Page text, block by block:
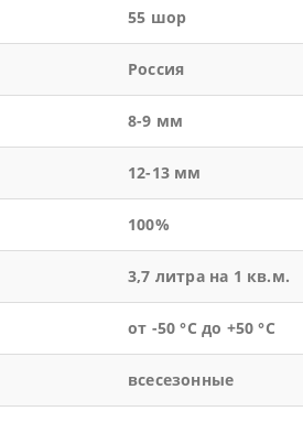
55 шор
Россия
8-9 мм
12-13 мм
100%
3,7 литра на 1 кв.м.
от -50 °С до +50 °С
всесезонные